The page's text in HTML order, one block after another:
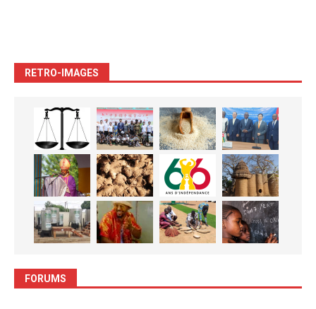
RETRO-IMAGES
FORUMS